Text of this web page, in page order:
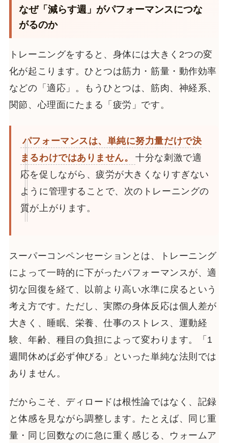
なぜ「減らす週」がパフォーマンスにつな
がるのか
トレーニングをすると、身体には大きく2つの変
化が起こります。ひとつは筋力・筋量・動作効率
などの「適応」。もうひとつは、筋肉、神経系、
関節、心理面にたまる「疲労」です。
パフォーマンスは、単純に努力量だけで決
まるわけではありません。
十分な刺激で適
応を促しながら、疲労が大きくなりすぎない
ように管理することで、次のトレーニングの
質が上がります。
スーパーコンペンセーションとは、トレーニング
によって一時的に下がったパフォーマンスが、適
切な回復を経て、以前より高い水準に戻るという
考え方です。ただし、実際の身体反応は個人差が
大きく、睡眠、栄養、仕事のストレス、運動経
験、年齢、種目の負担によって変わります。「1
週間休めば必ず伸びる」といった単純な法則では
ありません。
だからこそ、ディロードは根性論ではなく、記録
と体感を見ながら調整します。たとえば、同じ重
量・同じ回数なのに急に重く感じる、ウォームア